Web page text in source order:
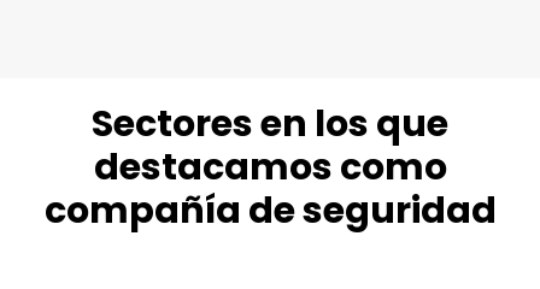
Sectores en los que
destacamos como
compañía de seguridad